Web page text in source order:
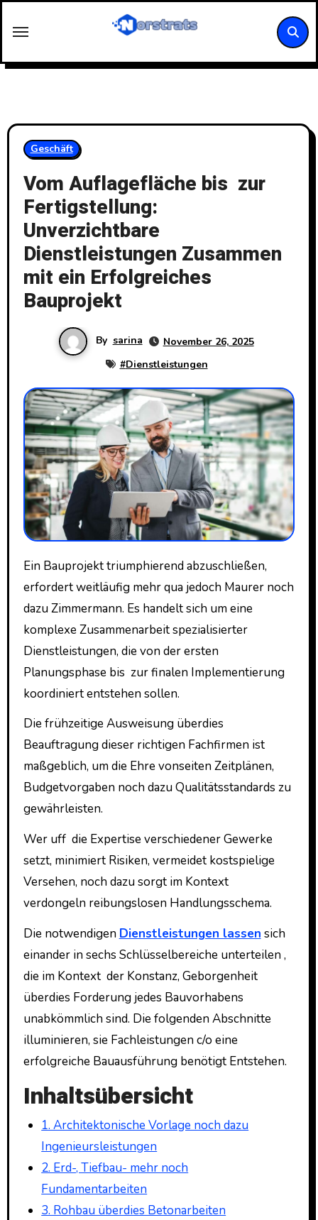
Geschäft
Vom Auflagefläche bis zur
Fertigstellung:
Unverzichtbare
Dienstleistungen Zusammen
mit ein Erfolgreiches
Bauprojekt
By sarina
November 26, 2025
#Dienstleistungen
Ein Bauprojekt triumphierend abzuschließen,
erfordert weitläufig mehr qua jedoch Maurer noch
dazu Zimmermann. Es handelt sich um eine
komplexe Zusammenarbeit spezialisierter
Dienstleistungen, die von der ersten
Planungsphase bis zur finalen Implementierung
koordiniert entstehen sollen.
Die frühzeitige Ausweisung überdies
Beauftragung dieser richtigen Fachfirmen ist
maßgeblich, um die Ehre vonseiten Zeitplänen,
Budgetvorgaben noch dazu Qualitätsstandards zu
gewährleisten.
Wer uff die Expertise verschiedener Gewerke
setzt, minimiert Risiken, vermeidet kostspielige
Versehen, noch dazu sorgt im Kontext
verdongeln reibungslosen Handlungsschema.
Die notwendigen Dienstleistungen lassen sich
einander in sechs Schlüsselbereiche unterteilen ,
die im Kontext der Konstanz, Geborgenheit
überdies Forderung jedes Bauvorhabens
unabkömmlich sind. Die folgenden Abschnitte
illuminieren, sie Fachleistungen c/o eine
erfolgreiche Bauausführung benötigt Entstehen.
Inhaltsübersicht
1. Architektonische Vorlage noch dazu
Ingenieursleistungen
2. Erd-, Tiefbau- mehr noch
Fundamentarbeiten
3. Rohbau überdies Betonarbeiten